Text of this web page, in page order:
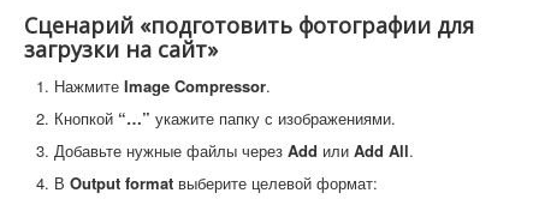
Сценарий «подготовить фотографии для
загрузки на сайт»
Нажмите Image Compressor.
Кнопкой “…” укажите папку с изображениями.
Добавьте нужные файлы через Add или Add All.
В Output format выберите целевой формат: